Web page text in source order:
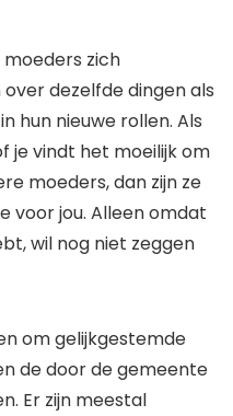
zich
dezelfde dingen als
hun nieuwe rollen. Als
je vindt het moeilijk om
moeders, dan zijn ze
voor jou. Alleen omdat
wil nog niet zeggen
om gelijkgestemde
de door de gemeente
Er zijn meestal